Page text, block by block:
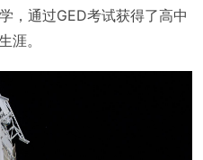
，通过GED考试获得了高中
涯。